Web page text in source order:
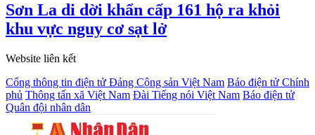
Sơn La di dời khẩn cấp 161 hộ ra khỏi
khu vực nguy cơ sạt lở
Website liên kết
Cổng thông tin điện tử Đảng Cộng sản Việt Nam Báo điện tử Chính
phủ Thông tấn xã Việt Nam Đài Tiếng nói Việt Nam Báo điện tử
Quân đội nhân dân